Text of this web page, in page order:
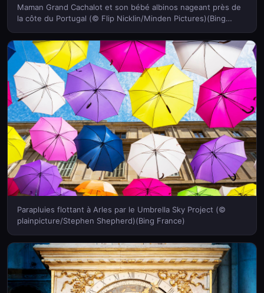
Maman Grand Cachalot et son bébé albinos nageant près de
la côte du Portugal (© Flip Nicklin/Minden Pictures)(Bing
Parapluies flottant à Arles par le Umbrella Sky Project (©
plainpicture/Stephen Shepherd)(Bing France)